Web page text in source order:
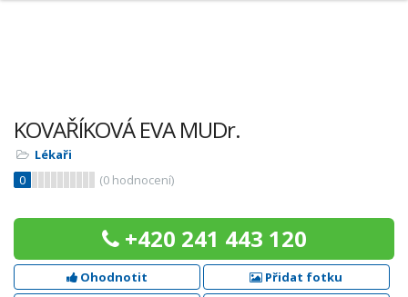
KOVAŘÍKOVÁ EVA MUDr.
Lékaři
0
(0 hodnocení)
+420 241 443 120
Ohodnotit
Přidat fotku